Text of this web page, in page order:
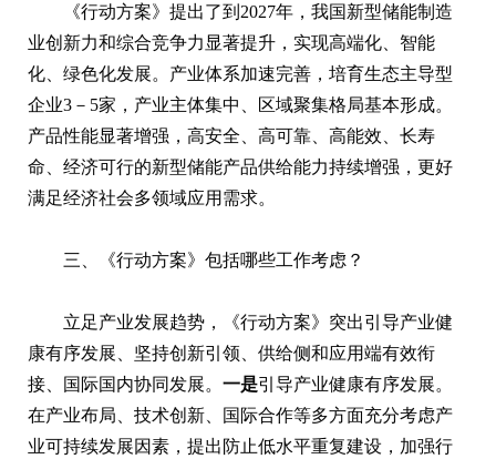
《行动方案》提出了到2027年，我国新型储能制造
业创新力和综合竞争力显著提升，实现高端化、智能
化、绿色化发展。产业体系加速完善，培育生态主导型
企业3－5家，产业主体集中、区域聚集格局基本形成。
产品性能显著增强，高安全、高可靠、高能效、长寿
命、经济可行的新型储能产品供给能力持续增强，更好
满足经济社会多领域应用需求。
三、《行动方案》包括哪些工作考虑？
立足产业发展趋势，《行动方案》突出引导产业健
康有序发展、坚持创新引领、供给侧和应用端有效衔
接、国际国内协同发展。 一是引导产业健康有序发展。
在产业布局、技术创新、国际合作等多方面充分考虑产
业可持续发展因素，提出防止低水平重复建设，加强行